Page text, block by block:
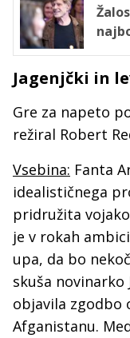
Jagenjčki in
Gre za napeto
režiral Robert
Vsebina: Fanta
idealističnega
pridružita
je v rokah
upa, da bo
skuša
objavila zgodbo
Afganistanu.